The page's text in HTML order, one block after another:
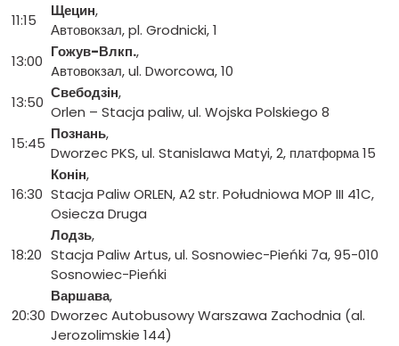
11:15
Щецин,
Автовокзал, pl. Grodnicki, 1
13:00
Гожув-Влкп.,
Aвтовокзал, ul. Dworcowa, 10
13:50
Свебодзін,
Orlen – Stacja paliw, ul. Wojska Polskiego 8
15:45
Познань,
Dworzec PKS, ul. Stanislawa Matyi, 2, платформа 15
16:30
Конін,
Stacja Paliw ORLEN, A2 str. Południowa MOP III 41C,
Osiecza Druga
18:20
Лодзь,
Stacja Paliw Artus, ul. Sosnowiec-Pieńki 7a, 95-010
Sosnowiec-Pieńki
20:30
Варшава,
Dworzec Autobusowy Warszawa Zachodnia (al.
Jerozolimskie 144)